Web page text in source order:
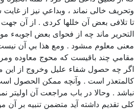
وتحريف خالى نماند ، وبداعي نيز از
تا تلافى بعض آن خللها كردى . از آن
التحرير ماند چه از فحواى بعض اجوبهء
معنى معلوم مىشود . ومع هذا بي آن
مقامي چند باقيست كه محوج معاوده
اگر چه حصول شفاء عليل وخروج از اين
كالمتعذر است . وآنچه ممكن الحصول
نباشد . وحالا در باب مراجعت آن
كلى تقديم داشته آيد متضمن تنبيه بر